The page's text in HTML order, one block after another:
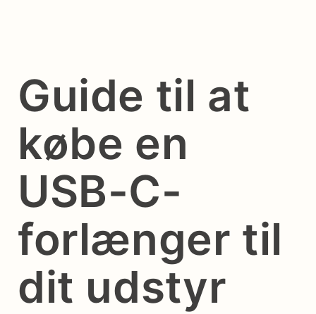
Guide til at
købe en
USB-C-
forlænger til
dit udstyr